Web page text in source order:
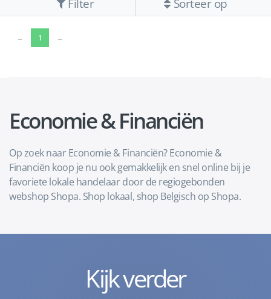
Filter Sorteer op
← 1 (current)
→
Economie & Financiën
Op zoek naar Economie & Financiën? Economie &
Financiën koop je nu ook gemakkelijk en snel online bij je
favoriete lokale handelaar door de regiogebonden
webshop Shopa. Shop lokaal, shop Belgisch op Shopa.
Kijk verder